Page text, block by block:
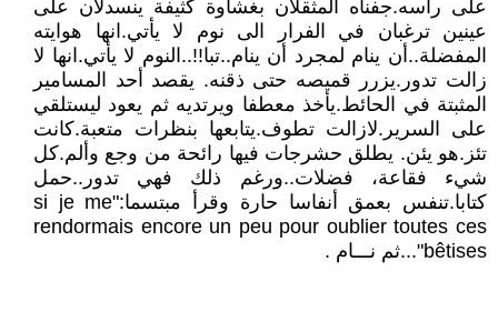
على رأسه.جفناه المثقلان بغشاوة كثيفة ينسدلان على
عينين ترغبان في الفرار الى نوم لا يأتي.انها هوايته
المفضلة..أن ينام لمجرد أن ينام..تبا!!..النوم لا يأتي.انها لا
زالت تدور.يزرر قميصه حتى ذقنه. يقصد أحد المسامير
المثبتة في الحائط.يأخذ معطفا ويرتديه ثم يعود ليستلقي
على السرير.لازالت تطوف.يتابعها بنظرات متعبة.كانت
تئز.هو يئن. يطلق حشرجات فيها رائحة من وجع وألم.كل
شيء فقاعة، فضلات..ورغم ذلك فهي تدور..حمل
كتابا.تنفس بعمق أنفاسا حارة وقرأ مبتسما:"si je me
rendormais encore un peu pour oublier toutes ces
bêtises"...ثم نـــام .